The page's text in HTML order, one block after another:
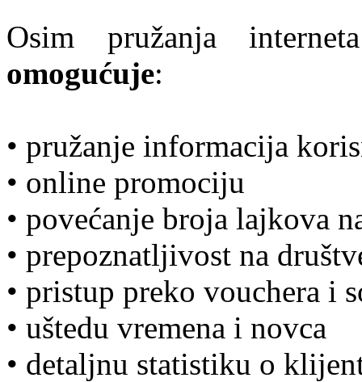
Osim pružanja
omogućuje:
• pružanje informacija
• online promociju
• povećanje broja lajkova
• prepoznatljivost na
• pristup preko vouchera i
• uštedu vremena i novca
• detaljnu statistiku o